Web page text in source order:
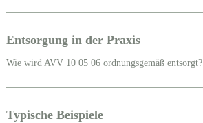
Entsorgung in der Praxis
Wie wird AVV 10 05 06 ordnungsgemäß entsorgt?
Typische Beispiele